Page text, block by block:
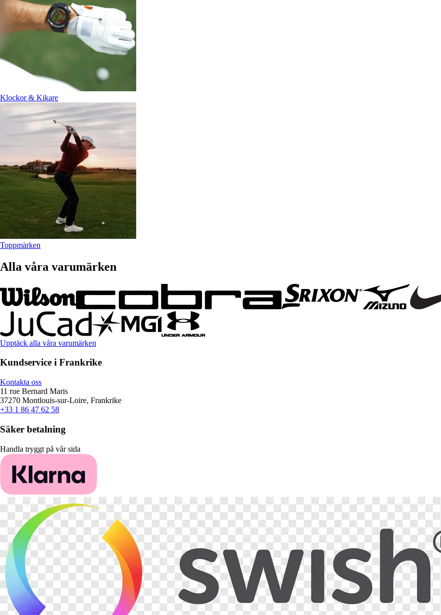
Klockor & Kikare
Toppmärken
Alla våra varumärken
Upptäck alla våra varumärken
Kundservice i Frankrike
Kontakta oss
11 rue Bernard Maris
37270 Montlouis-sur-Loire, Frankrike
+33 1 86 47 62 58
Säker betalning
Handla tryggt på vår sida